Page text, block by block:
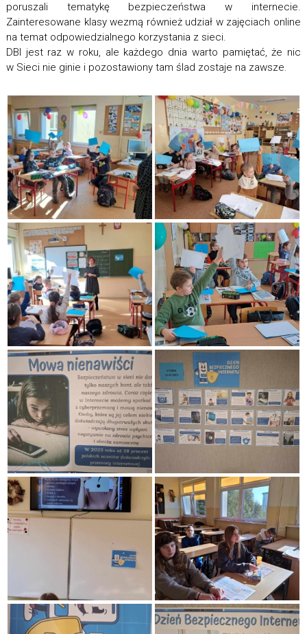
poruszali tematykę bezpieczeństwa w internecie.
Zainteresowane klasy wezmą również udział w zajęciach online
na temat odpowiedzialnego korzystania z sieci.
DBI jest raz w roku, ale każdego dnia warto pamiętać, że nic
w Sieci nie ginie i pozostawiony tam ślad zostaje na zawsze.